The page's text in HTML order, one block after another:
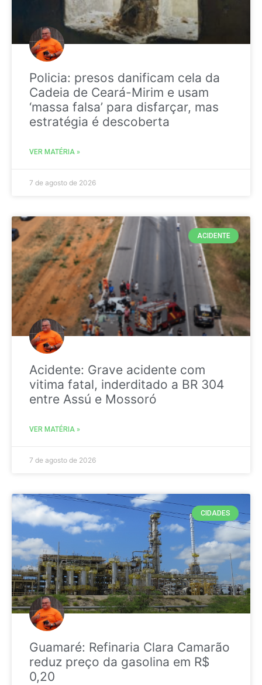
Policia: presos danificam cela da
Cadeia de Ceará-Mirim e usam
‘massa falsa’ para disfarçar, mas
estratégia é descoberta
VER MATÉRIA »
7 de agosto de 2026
ACIDENTE
Acidente: Grave acidente com
vitima fatal, inderditado a BR 304
entre Assú e Mossoró
VER MATÉRIA »
7 de agosto de 2026
CIDADES
Guamaré: Refinaria Clara Camarão
reduz preço da gasolina em R$
0,20